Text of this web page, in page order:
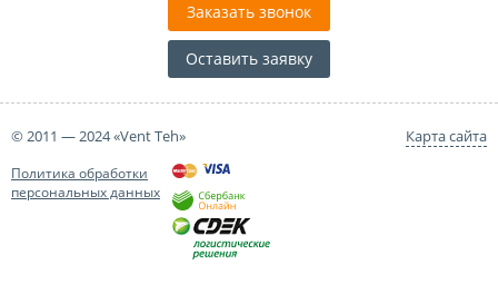
Заказать звонок
Оставить заявку
© 2011 — 2024 «Vent Teh» Карта сайта
Политика обработки
персональных данных